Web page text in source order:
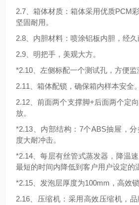
2.7 箱体材质 ：箱体采用优质PCM
坚固耐用 。
2.8 、内胆材料：喷涂铝板内胆，经久
2.9、明把手，美观大方。
*2.10、左侧标配一个测试孔，方便监
2.11、箱体配锁，确保箱内样本安全。
2.12、前面两个支撑脚+后面两个定
放。
*2.13、内部结构：7个ABS抽屉，
度大耐冲击。
*2.14、每层有丝管式蒸发器，降温
最短的时间内降低到客户用户设定的
*2.15、发泡层厚度为100mm，高效锁
2.16 、压缩机：采用高效压缩机 ，